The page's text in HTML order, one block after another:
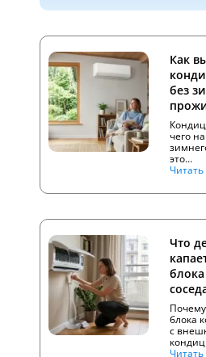
Как
без
чего
это…
Что
блока
с